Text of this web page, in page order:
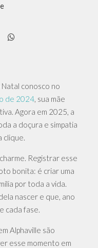
conosco no
de 2024, sua mãe
Agora em 2025, a
a doçura e simpatia
clique.
Registrar esse
bonita: é criar uma
por toda a vida.
nascer e que, ano
cada fase.
Alphaville são
esse momento em